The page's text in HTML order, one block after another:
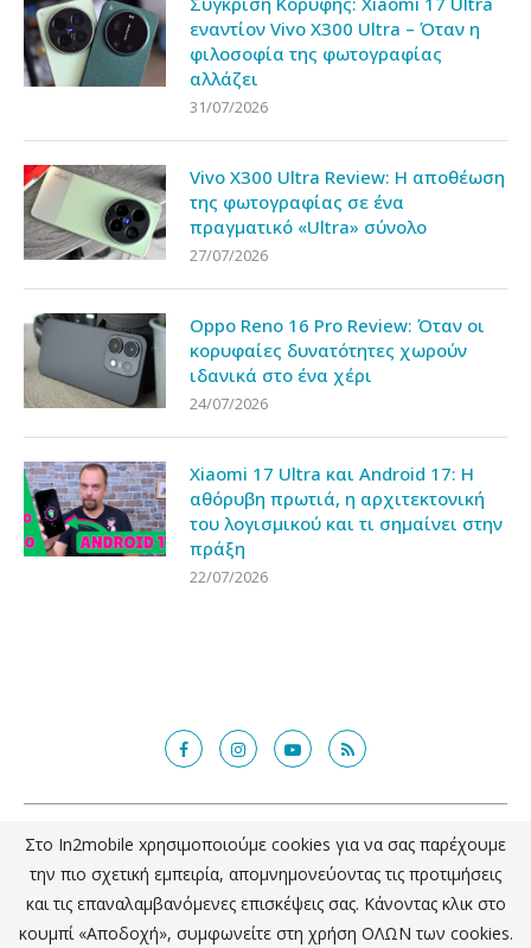
εναντίον Vivo X300 Ultra – Όταν η
φιλοσοφία της φωτογραφίας
αλλάζει
31/07/2026
Vivo X300 Ultra Review: Η αποθέωση
της φωτογραφίας σε ένα
πραγματικό «Ultra» σύνολο
27/07/2026
Oppo Reno 16 Pro Review: Όταν οι
κορυφαίες δυνατότητες χωρούν
ιδανικά στο ένα χέρι
24/07/2026
Xiaomi 17 Ultra και Android 17: Η
αθόρυβη πρωτιά, η αρχιτεκτονική
του λογισμικού και τι σημαίνει στην
πράξη
22/07/2026
@2018 - in2mobile.gr. All Right Reserved. Designed and developed by
mcde.gr
ΕΠΙΣΤΡΟΦΗ ΣΤΗΝ ΚΟΡΥΦΗ
Στο In2mobile xρησιμοποιούμε cookies για να σας παρέχουμε
την πιο σχετική εμπειρία, απομνημονεύοντας τις προτιμήσεις
και τις επαναλαμβανόμενες επισκέψεις σας. Κάνοντας κλικ στο
κουμπί «Αποδοχή», συμφωνείτε στη χρήση ΟΛΩΝ των cookies.